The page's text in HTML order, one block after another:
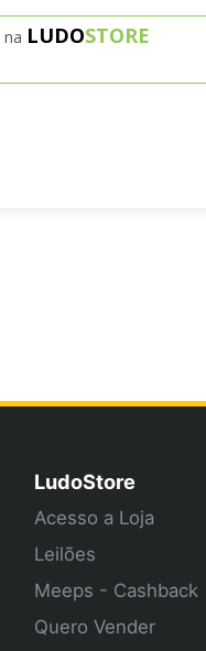
na LUDOSTORE
LudoStore
Acesso a Loja
Leilões
Meeps - Cashback
Quero Vender